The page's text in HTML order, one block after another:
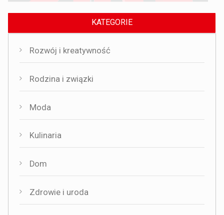
KATEGORIE
Rozwój i kreatywność
Rodzina i związki
Moda
Kulinaria
Dom
Zdrowie i uroda